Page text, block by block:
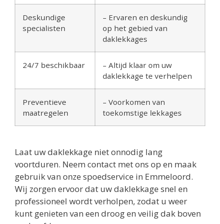
Deskundige
specialisten
– Ervaren en deskundig
op het gebied van
daklekkages
24/7 beschikbaar
– Altijd klaar om uw
daklekkage te verhelpen
Preventieve
maatregelen
– Voorkomen van
toekomstige lekkages
Laat uw daklekkage niet onnodig lang
voortduren. Neem contact met ons op en maak
gebruik van onze spoedservice in Emmeloord.
Wij zorgen ervoor dat uw daklekkage snel en
professioneel wordt verholpen, zodat u weer
kunt genieten van een droog en veilig dak boven